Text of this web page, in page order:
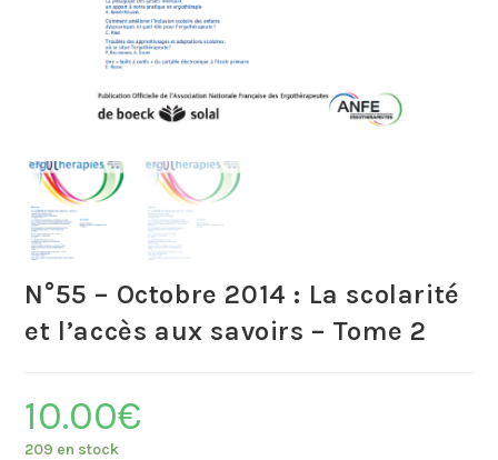
N°55 – Octobre 2014 : La scolarité
et l’accès aux savoirs – Tome 2
10.00€
209 en stock